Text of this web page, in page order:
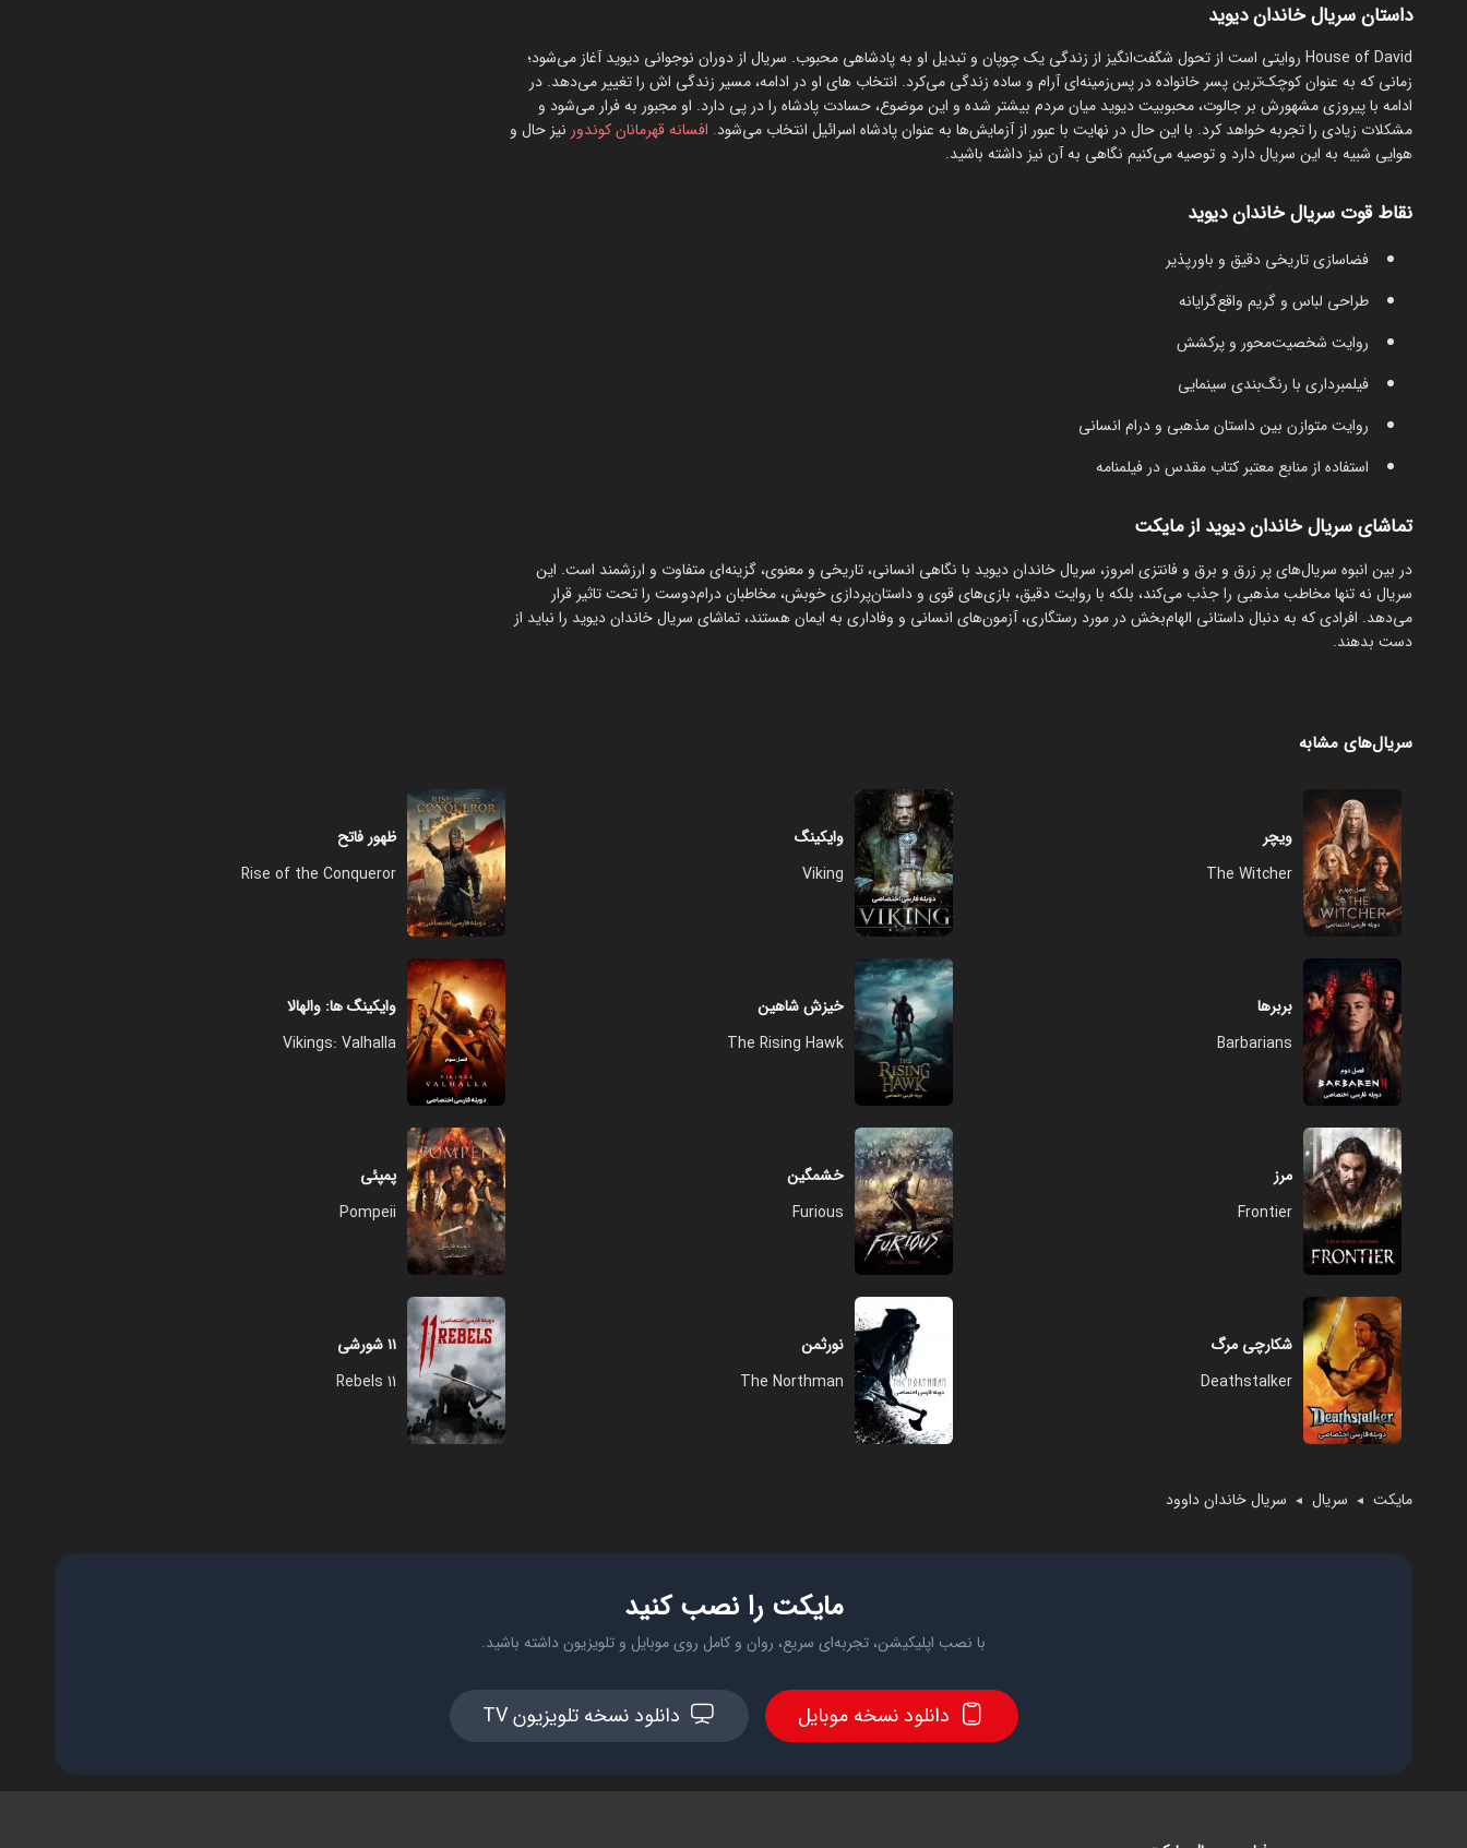
داستان سریال خاندان دیوید
House of David روایتی است از تحول شگفت‌انگیز از زندگی یک چوپان و تبدیل او به پادشاهی محبوب. سریال از دوران نوجوانی دیوید آغاز می‌شود؛
زمانی که به عنوان کوچک‌ترین پسر خانواده در پس‌زمینه‌ای آرام و ساده زندگی می‌کرد. انتخاب های او در ادامه، مسیر زندگی اش را تغییر می‌دهد. در
ادامه با پیروزی مشهورش بر جالوت، محبوبیت دیوید میان مردم بیشتر شده و این موضوع، حسادت پادشاه را در پی دارد. او مجبور به فرار می‌شود و
مشکلات زیادی را تجربه خواهد کرد. با این حال در نهایت با عبور از آزمایش‌ها به عنوان پادشاه اسرائیل انتخاب می‌شود. افسانه قهرمانان کوندور نیز حال و
هوایی شبیه به این سریال دارد و توصیه می‌کنیم نگاهی به آن نیز داشته باشید.
نقاط قوت سریال خاندان دیوید
فضاسازی تاریخی دقیق و باورپذیر
طراحی لباس و گریم واقع‌گرایانه
روایت شخصیت‌محور و پرکشش
فیلمبرداری با رنگ‌بندی سینمایی
روایت متوازن بین داستان مذهبی و درام انسانی
استفاده از منابع معتبر کتاب مقدس در فیلمنامه
تماشای سریال خاندان دیوید از مایکت
در بین انبوه سریال‌های پر زرق و برق و فانتزی امروز، سریال خاندان دیوید با نگاهی انسانی، تاریخی و معنوی، گزینه‌ای متفاوت و ارزشمند است. این
سریال نه تنها مخاطب مذهبی را جذب می‌کند، بلکه با روایت دقیق، بازی‌های قوی و داستان‌پردازی خوبش، مخاطبان درام‌دوست را تحت تاثیر قرار
می‌دهد. افرادی که به دنبال داستانی الهام‌بخش در مورد رستگاری، آزمون‌‎های انسانی و وفاداری به ایمان هستند، تماشای سریال خاندان دیوید را نباید از
دست بدهند.
سریال‌های مشابه
ویچر
The Witcher
وایکینگ
Viking
ظهور فاتح
Rise of the Conqueror
بربرها
Barbarians
خیزش شاهین
The Rising Hawk
وایکینگ ها: والهالا
Vikings: Valhalla
مرز
Frontier
خشمگین
Furious
پمپئی
Pompeii
شکارچی مرگ
Deathstalker
نورثمن
The Northman
۱۱ شورشی
11 Rebels
مایکت ◄ سریال ◄ سریال خاندان داوود
مایکت را نصب کنید
با نصب اپلیکیشن، تجربه‌ای سریع، روان و کامل روی موبایل و تلویزیون داشته باشید.
دانلود نسخه موبایل دانلود نسخه تلویزیون TV